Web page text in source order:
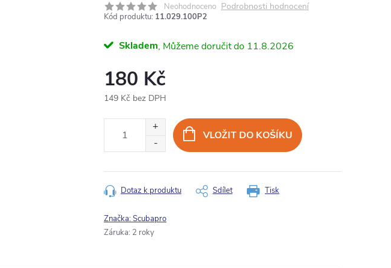
Neohodnoceno Podrobnosti hodnocení
Kód produktu: 11.029.100P2
Skladem 11.8.2026
180 Kč
149 Kč bez DPH
VLOŽIT DO KOŠÍKU
Tisk
Dotaz k produktu Sdílet
Značka:Scubapro
Záruka: 2 roky